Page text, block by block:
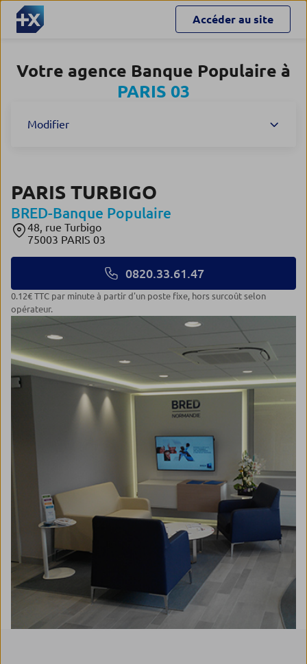
Accéder au site
Votre agence Banque Populaire à
PARIS 03
Modifier
PARIS TURBIGO
BRED-Banque Populaire
48, rue Turbigo
75003 PARIS 03
0820.33.61.47
0.12€ TTC par minute à partir d'un poste fixe, hors surcoût selon
opérateur.